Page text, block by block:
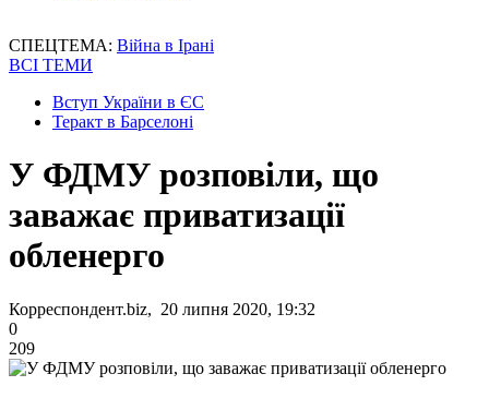
СПЕЦТЕМА: Війна в Ірані
ВСІ ТЕМИ
Вступ України в ЄС
Теракт в Барселоні
У ФДМУ розповіли, що
заважає приватизації
обленерго
Корреспондент.biz, 20 липня 2020, 19:32
0
209